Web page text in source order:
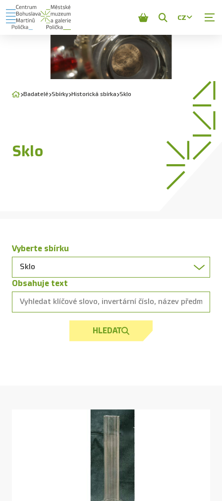
Zobrazit
vyhledávání
CZ
Badatelé Sbírky Historická sbírka Sklo
Sklo
Vyberte sbírku
Obsahuje text
HLEDAT